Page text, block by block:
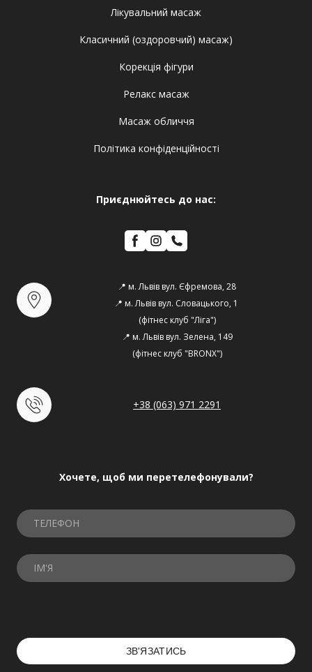
Лікувальний масаж
Класичний (оздоровчий) масаж)
Корекція фігури
Релакс масаж
Масаж обличчя
Політика конфіденційності
Приєднюйтесь до нас:
📍 м. Львів вул. Єфремова, 28
📍 м. Львів вул. Словацького, 1
(фітнес клуб "Ліга")
📍 м. Львів вул. Зелена, 149
(фітнес клуб "BRONX")
+38 (063) 971 2291
Хочете, щоб ми перетелефонували?
ЗВ'ЯЗАТИСЬ